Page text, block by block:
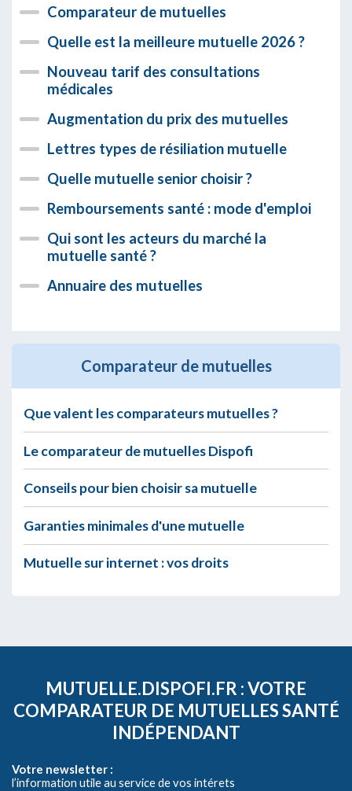
Comparateur de mutuelles
Quelle est la meilleure mutuelle 2026 ?
Nouveau tarif des consultations
médicales
Augmentation du prix des mutuelles
Lettres types de résiliation mutuelle
Quelle mutuelle senior choisir ?
Remboursements santé : mode d'emploi
Qui sont les acteurs du marché la
mutuelle santé ?
Annuaire des mutuelles
Comparateur de mutuelles
Que valent les comparateurs mutuelles ?
Le comparateur de mutuelles Dispofi
Conseils pour bien choisir sa mutuelle
Garanties minimales d'une mutuelle
Mutuelle sur internet : vos droits
MUTUELLE.DISPOFI.FR : VOTRE
COMPARATEUR DE MUTUELLES SANTÉ
INDÉPENDANT
Votre newsletter :
l’information utile au service de vos intérets